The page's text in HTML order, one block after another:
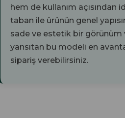
hem de kullanım açısından
taban ile ürünün genel
sade ve estetik bir görünüm
yansıtan bu modeli en
sipariş verebilirsiniz.